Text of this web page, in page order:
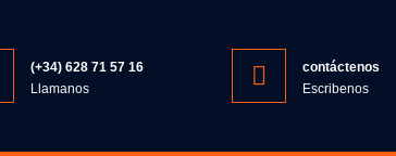
(+34) 628 71 57 16
Llamanos
contáctenos
Escribenos